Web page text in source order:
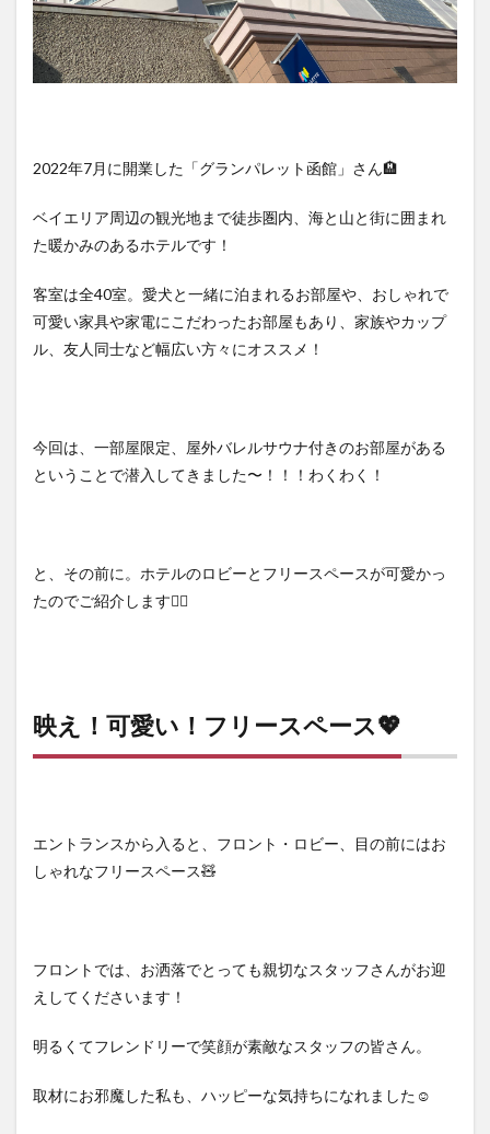
3.3
バス
ルー
ム
グ・
4
ウ
ナ・
デッ
キ
ッズ
も貸
ッフ
の想
レッ
め
2022年7月に開業した「グランパレット函館」さん🏨
ベイエリア周辺の観光地まで徒歩圏内、海と山と街に囲まれ
た暖かみのあるホテルです！
客室は全40室。愛犬と一緒に泊まれるお部屋や、おしゃれで
可愛い家具や家電にこだわったお部屋もあり、家族やカップ
ル、友人同士など幅広い方々にオススメ！
今回は、一部屋限定、屋外バレルサウナ付きのお部屋がある
ということで潜入してきました〜！！！わくわく！
と、その前に。ホテルのロビーとフリースペースが可愛かっ
たのでご紹介します💁‍♀️
映え！可愛い！フリースペース💖
エントランスから入ると、フロント・ロビー、目の前にはお
しゃれなフリースペース🧸
フロントでは、お洒落でとっても親切なスタッフさんがお迎
えしてくださいます！
明るくてフレンドリーで笑顔が素敵なスタッフの皆さん。
取材にお邪魔した私も、ハッピーな気持ちになれました☺️